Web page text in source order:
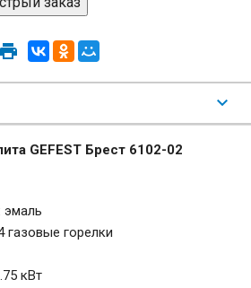
GEFEST Брест 6102-02
эмаль
газовые горелки
кВт